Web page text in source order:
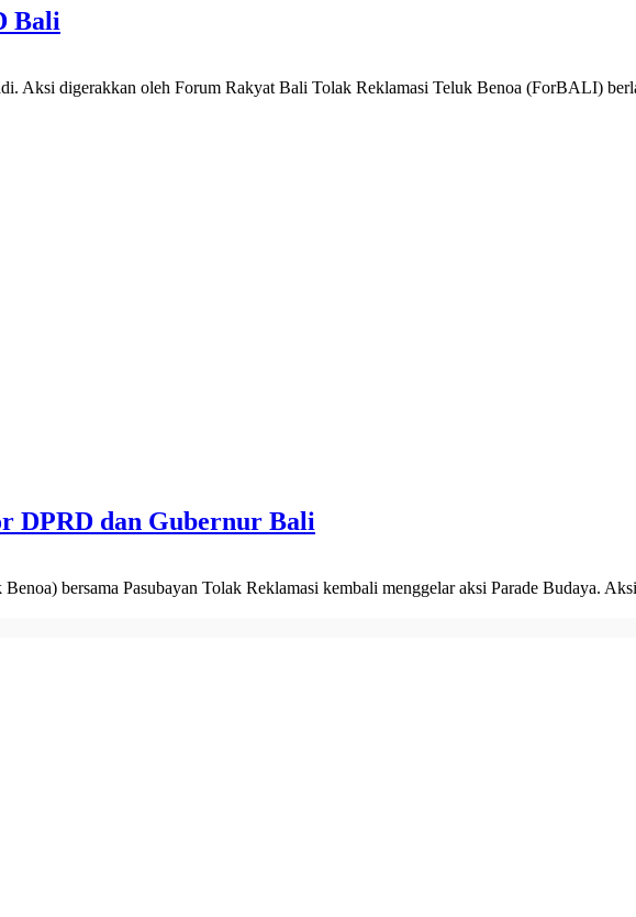
Bali
Aksi digerakkan oleh Forum Rakyat Bali Tolak Reklamasi Teluk Benoa (ForBALI)
DPRD dan Gubernur Bali
bersama Pasubayan Tolak Reklamasi kembali menggelar aksi Parade Budaya.